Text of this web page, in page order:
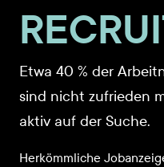
Etwa 40 % der
sind nicht zufrieden
aktiv auf der Suche.
Herkömmliche